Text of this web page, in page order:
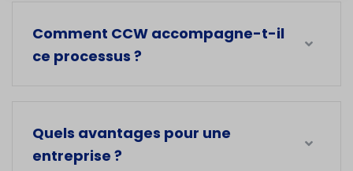
Comment CCW accompagne-t-il
ce processus ?
Quels avantages pour une
entreprise ?